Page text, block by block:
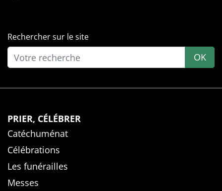
Rechercher sur le site
OK
PRIER, CÉLÉBRER
Catéchuménat
Célébrations
Les funérailles
Messes